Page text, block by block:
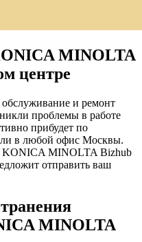
MINOLTA
центре
и ремонт
проблемы в работе
прибудет по
в любой офис Москвы.
KONICA MINOLTA Bizhub
отправить ваш
MINOLTA